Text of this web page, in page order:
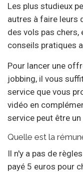
Les plus studieux
autres à faire leurs
des vols pas
conseils pratiques
Pour lancer une
jobbing, il vous
service que vous
vidéo en
service peut être
Quelle est la
Il n'y a pas de
payé 5 euros pour